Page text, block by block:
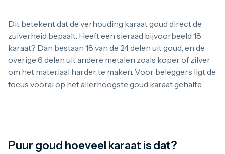
100 troy ounce
1 kilo
5 kilo
Monsterbox
Zilveren muntbaar
Zilveren verzamelmunten
Bitcoin
Van Gogh
Dit betekent dat de verhouding karaat goud direct de
zuiverheid bepaalt. Heeft een sieraad bijvoorbeeld 18
karaat? Dan bestaan 18 van de 24 delen uit goud, en de
overige 6 delen uit andere metalen zoals koper of zilver
om het materiaal harder te maken. Voor beleggers ligt de
focus vooral op het allerhoogste goud karaat gehalte.
Puur goud hoeveel karaat is dat?